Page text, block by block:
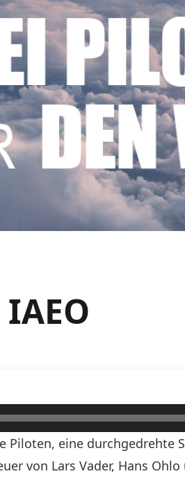
Piloten, eine durchgedrehte
von Lars Vader, Hans